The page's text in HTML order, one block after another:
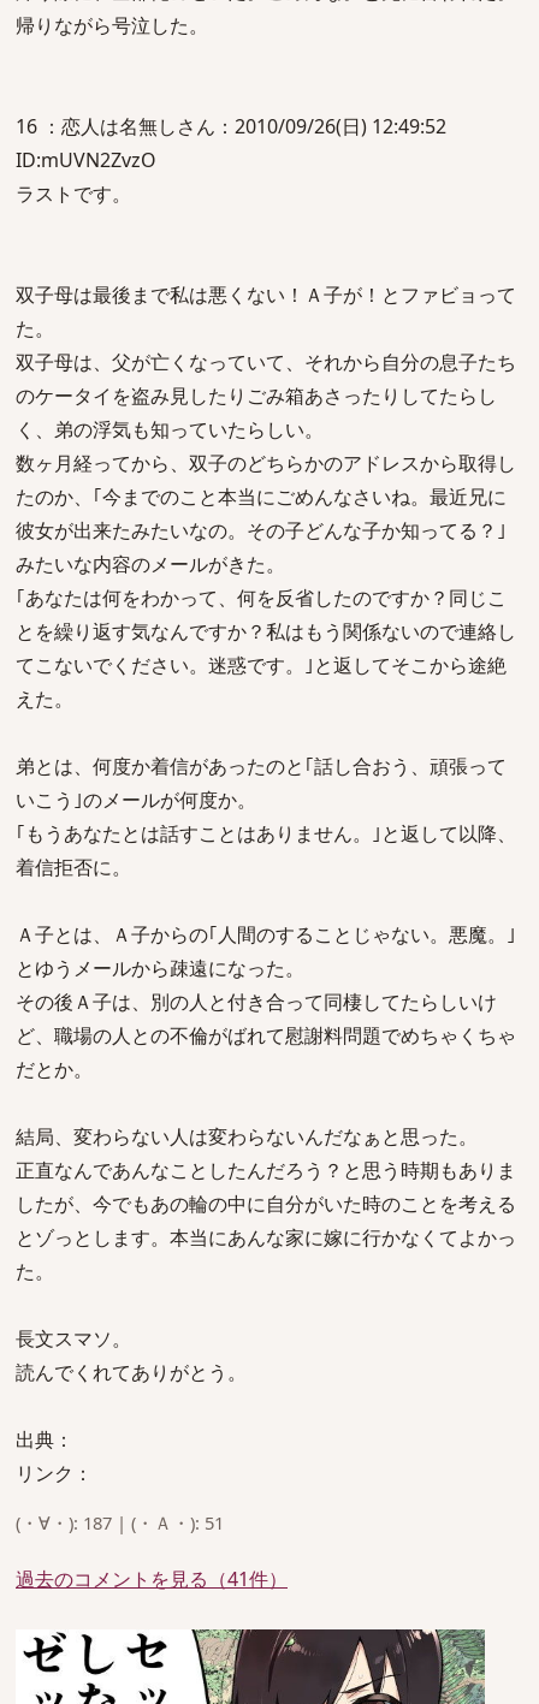
帰りながら号泣した。
16 ：恋人は名無しさん：2010/09/26(日) 12:49:52
ID:mUVN2ZvzO
ラストです。
双子母は最後まで私は悪くない！Ａ子が！とファビョって
た。
双子母は、父が亡くなっていて、それから自分の息子たち
のケータイを盗み見したりごみ箱あさったりしてたらし
く、弟の浮気も知っていたらしい。
数ヶ月経ってから、双子のどちらかのアドレスから取得し
たのか、｢今までのこと本当にごめんなさいね。最近兄に
彼女が出来たみたいなの。その子どんな子か知ってる？｣
みたいな内容のメールがきた。
｢あなたは何をわかって、何を反省したのですか？同じこ
とを繰り返す気なんですか？私はもう関係ないので連絡し
てこないでください。迷惑です。｣と返してそこから途絶
えた。
弟とは、何度か着信があったのと｢話し合おう、頑張って
いこう｣のメールが何度か。
｢もうあなたとは話すことはありません。｣と返して以降、
着信拒否に。
Ａ子とは、Ａ子からの｢人間のすることじゃない。悪魔。｣
とゆうメールから疎遠になった。
その後Ａ子は、別の人と付き合って同棲してたらしいけ
ど、職場の人との不倫がばれて慰謝料問題でめちゃくちゃ
だとか。
結局、変わらない人は変わらないんだなぁと思った。
正直なんであんなことしたんだろう？と思う時期もありま
したが、今でもあの輪の中に自分がいた時のことを考える
とゾっとします。本当にあんな家に嫁に行かなくてよかっ
た。
長文スマソ。
読んでくれてありがとう。
出典：
リンク：
(・∀・): 187 | (・Ａ・): 51
過去のコメントを見る（41件）